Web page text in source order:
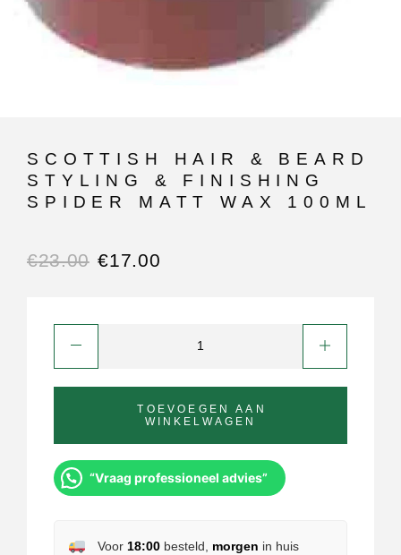
SCOTTISH HAIR & BEARD
STYLING & FINISHING
SPIDER MATT WAX 100ML
€23.00 €17.00
TOEVOEGEN AAN
WINKELWAGEN
“Vraag professioneel advies”
Voor 18:00besteld, morgen in huis